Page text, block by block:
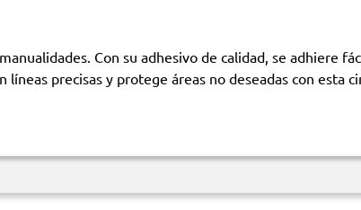
Con su adhesivo de calidad, se adhiere
precisas y protege áreas no deseadas con esta